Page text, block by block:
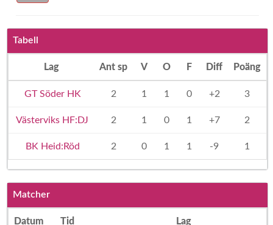
Tabell
Lag Ant sp V O F Diff Poäng
GT Söder HK 2 1 1 0 +2 3
Västerviks HF:DJ 2 1 0 1 +7 2
BK Heid:Röd 2 0 1 1 -9 1
Matcher
Datum Tid Lag